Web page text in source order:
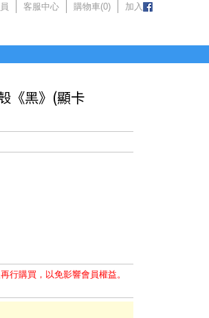
客服中心 購物車(0) 加入
《黑》(顯卡
行購買，以免影響會員權益。